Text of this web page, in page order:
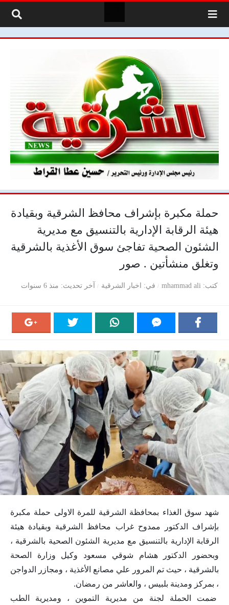
حملة مكبرة بإشراف محافظ الشرقية وبقيادة
هيئة الرقابة الإدارية بالتنسيق مع مديرية
الشئون الصحية تفاجئ سوق الأغذية بالشرقية
وتغلق منشأتين . صور
كتب mhammad ali في اخبار الشرقية آخر تحديث منذ 6 سنوات
شهد سوق الغذاء بمحافظة الشرقية للمرة الاولى حملة مكبرة
بإشراف الدكتور ممدوح غراب محافظ الشرقية وبقيادة هيئة
الرقابة الإدارية بالتنسيق مع مديرية الشئون الصحية بالشرقية ،
وبحضور الدكتور هشام شوقي مسعود وكيل وزارة الصحة
بالشرقية ، حيث تم المرور علي مصانع الأغذية ، ومجازر الدواجن
، بمركز ومدينة بلبيس ، والعاشر من رمضان.
ضمت الحملة لجنة من مديرية التموين ، ومديرية الطب